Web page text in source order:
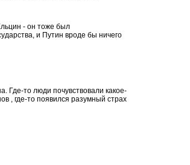
- он тоже был
и Путин вроде бы ничего
Где-то люди почувствовали какое-
, где-то появился разумный страх